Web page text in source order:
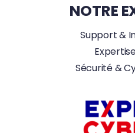
NOTRE
Support &
Sécurité &